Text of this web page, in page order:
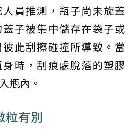
員推測，瓶子尚未旋蓋
子被集中儲存在袋子或
此刮擦碰撞所導致。當
時，刮痕處脫落的塑膠
瓶內。
粒有別